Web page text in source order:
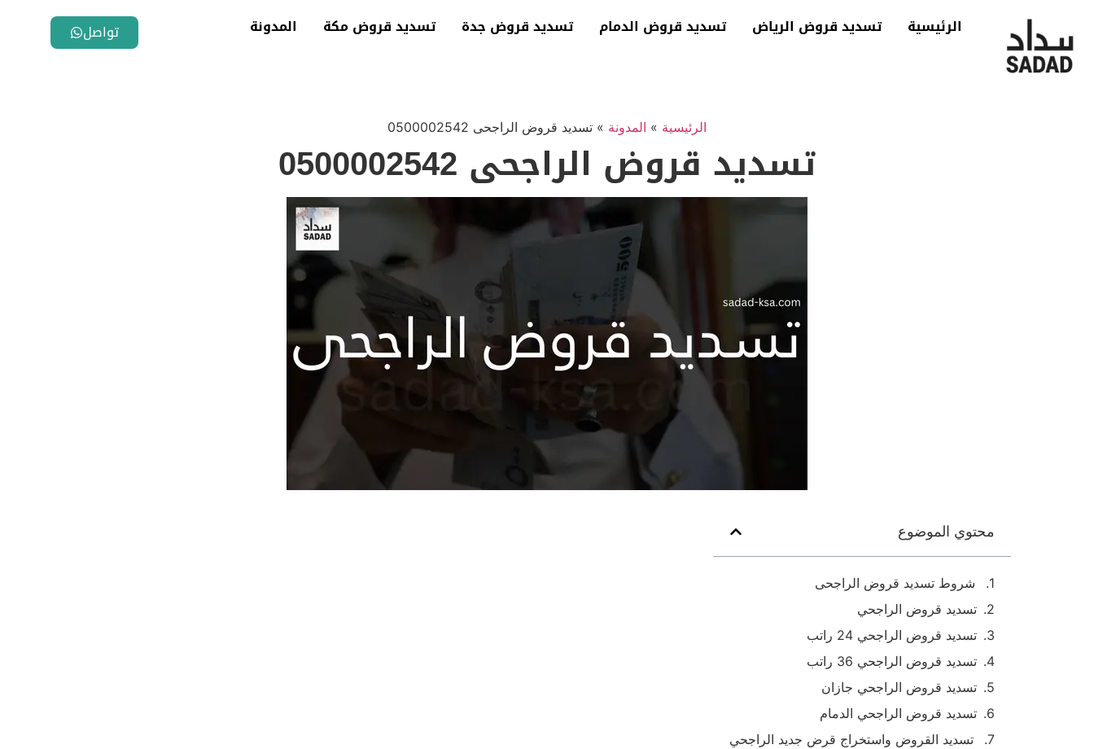
الرئيسية تسديد قروض الرياض تسديد قروض الدمام تسديد قروض جدة تسديد قروض مكة المدونة تواصل
الرئيسية » المدونة » تسديد قروض الراجحى 0500002542
تسديد قروض الراجحى 0500002542
محتوي الموضوع
شروط تسديد قروض الراجحى
تسديد قروض الراجحي
تسديد قروض الراجحي 24 راتب
تسديد قروض الراجحي 36 راتب
تسديد قروض الراجحي جازان
تسديد قروض الراجحي الدمام
تسديد القروض واستخراج قرض جديد الراجحي